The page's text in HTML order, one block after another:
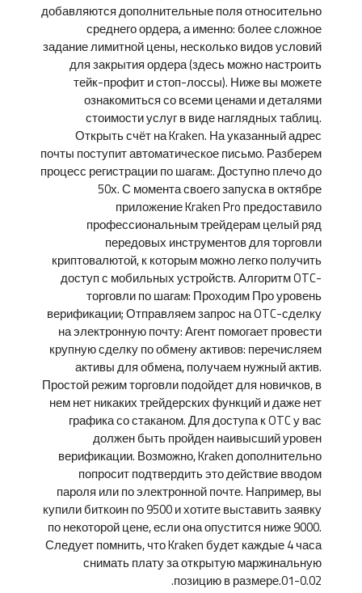
добавляются дополнительные поля относительно
среднего ордера, а именно: более сложное
задание лимитной цены, несколько видов условий
для закрытия ордера (здесь можно настроить
тейк-профит и стоп-лоссы). Ниже вы можете
ознакомиться со всеми ценами и деталями
стоимости услуг в виде наглядных таблиц.
Открыть счёт на Kraken. На указанный адрес
почты поступит автоматическое письмо. Разберем
процесс регистрации по шагам:. Доступно плечо до
50х. С момента своего запуска в октябре
приложение Kraken Pro предоставило
профессиональным трейдерам целый ряд
передовых инструментов для торговли
криптовалютой, к которым можно легко получить
доступ с мобильных устройств. Алгоритм OTC-
торговли по шагам: Проходим Про уровень
верификации; Отправляем запрос на OTC-сделку
на электронную почту: Агент помогает провести
крупную сделку по обмену активов: перечисляем
активы для обмена, получаем нужный актив.
Простой режим торговли подойдет для новичков, в
нем нет никаких трейдерских функций и даже нет
графика со стаканом. Для доступа к OTC у вас
должен быть пройден наивысший уровен
верификации. Возможно, Kraken дополнительно
попросит подтвердить это действие вводом
пароля или по электронной почте. Например, вы
купили биткоин по 9500 и хотите выставить заявку
по некоторой цене, если она опустится ниже 9000.
Следует помнить, что Kraken будет каждые 4 часа
снимать плату за открытую маржинальную
позицию в размере.01-0.02.